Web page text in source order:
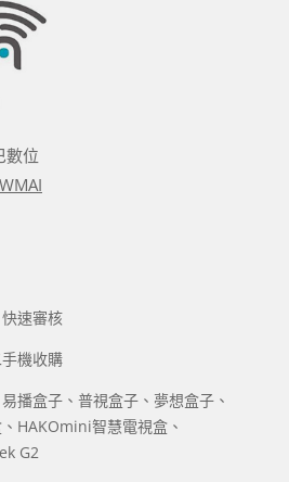
數位
速審核
機收購
易播盒子 、 普視盒子 、 夢想盒子 、
、 HAKOmini智慧電視盒 、
G2